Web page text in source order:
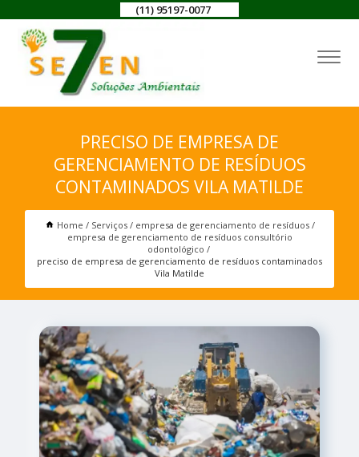
(11) 95197-0077
PRECISO DE EMPRESA DE
GERENCIAMENTO DE RESÍDUOS
CONTAMINADOS VILA MATILDE
Home Serviços
empresa de gerenciamento de resíduos
empresa de gerenciamento de resíduos consultório
odontológico
preciso de empresa de gerenciamento de resíduos contaminados
Vila Matilde